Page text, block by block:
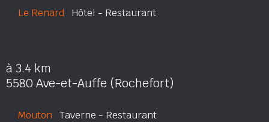
Le Renard Hôtel - Restaurant
à 3.4 km
5580 Ave-et-Auffe (Rochefort)
Mouton Taverne - Restaurant